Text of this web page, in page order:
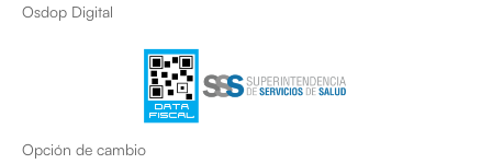
Osdop Digital
Opción de cambio